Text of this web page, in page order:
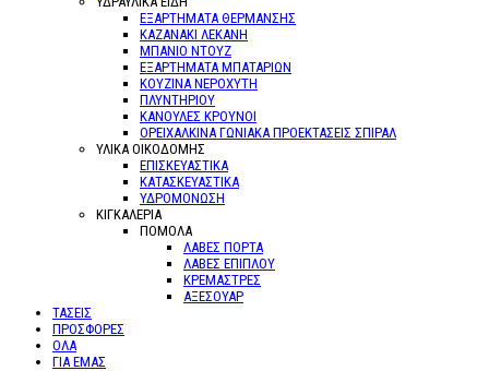
ΕΞΑΡΤΗΜΑΤΑ ΘΕΡΜΑΝΣΗΣ
ΚΑΖΑΝΑΚΙ ΛΕΚΑΝΗ
ΜΠΑΝΙΟ ΝΤΟΥΖ
ΕΞΑΡΤΗΜΑΤΑ ΜΠΑΤΑΡΙΩΝ
ΚΟΥΖΙΝΑ ΝΕΡΟΧΥΤΗ
ΠΛΥΝΤΗΡΙΟΥ
ΚΑΝΟΥΛΕΣ ΚΡΟΥΝΟΙ
ΟΡΕΙΧΑΛΚΙΝΑ ΓΩΝΙΑΚΑ ΠΡΟΕΚΤΑΣΕΙΣ ΣΠΙΡΑΛ
ΥΛΙΚΑ ΟΙΚΟΔΟΜΗΣ
ΕΠΙΣΚΕΥΑΣΤΙΚΑ
ΚΑΤΑΣΚΕΥΑΣΤΙΚΑ
ΥΔΡΟΜΟΝΩΣΗ
ΚΙΓΚΑΛΕΡΙΑ
ΠΟΜΟΛΑ
ΛΑΒΕΣ ΠΟΡΤΑ
ΛΑΒΕΣ ΕΠΙΠΛΟΥ
ΚΡΕΜΑΣΤΡΕΣ
ΑΞΕΣΟΥΑΡ
ΤΑΣΕΙΣ
ΠΡΟΣΦΟΡΕΣ
ΟΛΑ
ΓΙΑ ΕΜΑΣ